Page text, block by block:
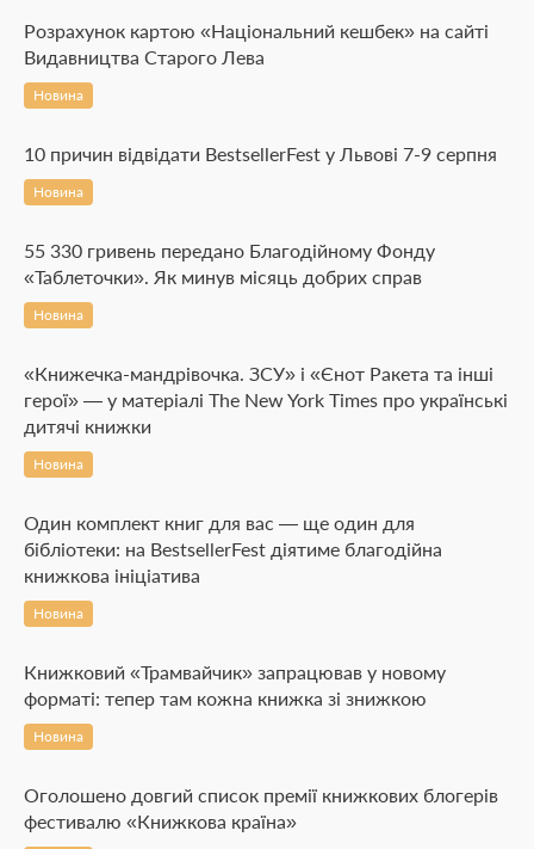
Розрахунок картою «Національний кешбек» на сайті
Видавництва Старого Лева
Новина
10 причин відвідати BestsellerFest у Львові 7-9 серпня
Новина
55 330 гривень передано Благодійному Фонду
«Таблеточки». Як минув місяць добрих справ
Новина
«Книжечка-мандрівочка. ЗСУ» і «Єнот Ракета та інші
герої» — у матеріалі The New York Times про українські
дитячі книжки
Новина
Один комплект книг для вас — ще один для
бібліотеки: на BestsellerFest діятиме благодійна
книжкова ініціатива
Новина
Книжковий «Трамвайчик» запрацював у новому
форматі: тепер там кожна книжка зі знижкою
Новина
Оголошено довгий список премії книжкових блогерів
фестивалю «Книжкова країна»